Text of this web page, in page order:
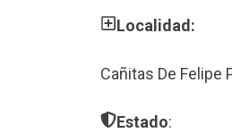
Localidad:
Cañitas De Felipe
Estado: